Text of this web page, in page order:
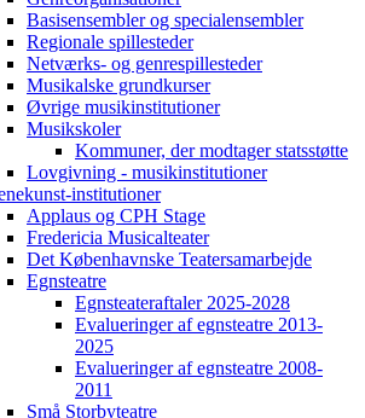
Basisensembler og specialensembler
Regionale spillesteder
Netværks- og genrespillesteder
Musikalske grundkurser
Øvrige musikinstitutioner
Musikskoler
Kommuner, der modtager statsstøtte
Lovgivning - musikinstitutioner
institutioner
Applaus og CPH Stage
Fredericia Musicalteater
Det Københavnske Teatersamarbejde
Egnsteatre
Egnsteateraftaler 2025-2028
Evalueringer af egnsteatre 2013-
2025
Evalueringer af egnsteatre 2008-
2011
Små Storbyteatre